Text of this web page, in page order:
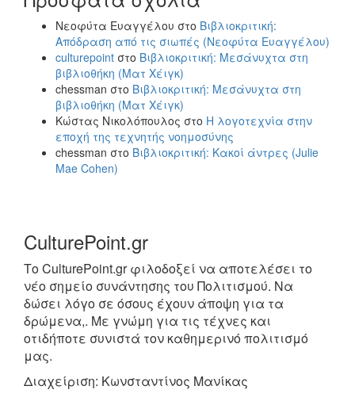
Νεοφύτα Ευαγγέλου στο Βιβλιοκριτική:
Απόδραση από τις σιωπές (Νεοφύτα Ευαγγέλου)
culturepoint στο Βιβλιοκριτική: Μεσάνυχτα στη
βιβλιοθήκη (Ματ Χέιγκ)
chessman στο Βιβλιοκριτική: Μεσάνυχτα στη
βιβλιοθήκη (Ματ Χέιγκ)
Κώστας Νικολόπουλος στο Η λογοτεχνία στην
εποχή της τεχνητής νοημοσύνης
chessman στο Βιβλιοκριτική: Κακοί άντρες (Julie
Mae Cohen)
CulturePoint.gr
Το CulturePoint.gr φιλοδοξεί να αποτελέσει το
νέο σημείο συνάντησης του Πολιτισμού. Να
δώσει λόγο σε όσους έχουν άποψη για τα
δρώμενα,. Με γνώμη για τις τέχνες και
οτιδήποτε συνιστά τον καθημερινό πολιτισμό
μας.
Διαχείριση: Κωνσταντίνος Μανίκας